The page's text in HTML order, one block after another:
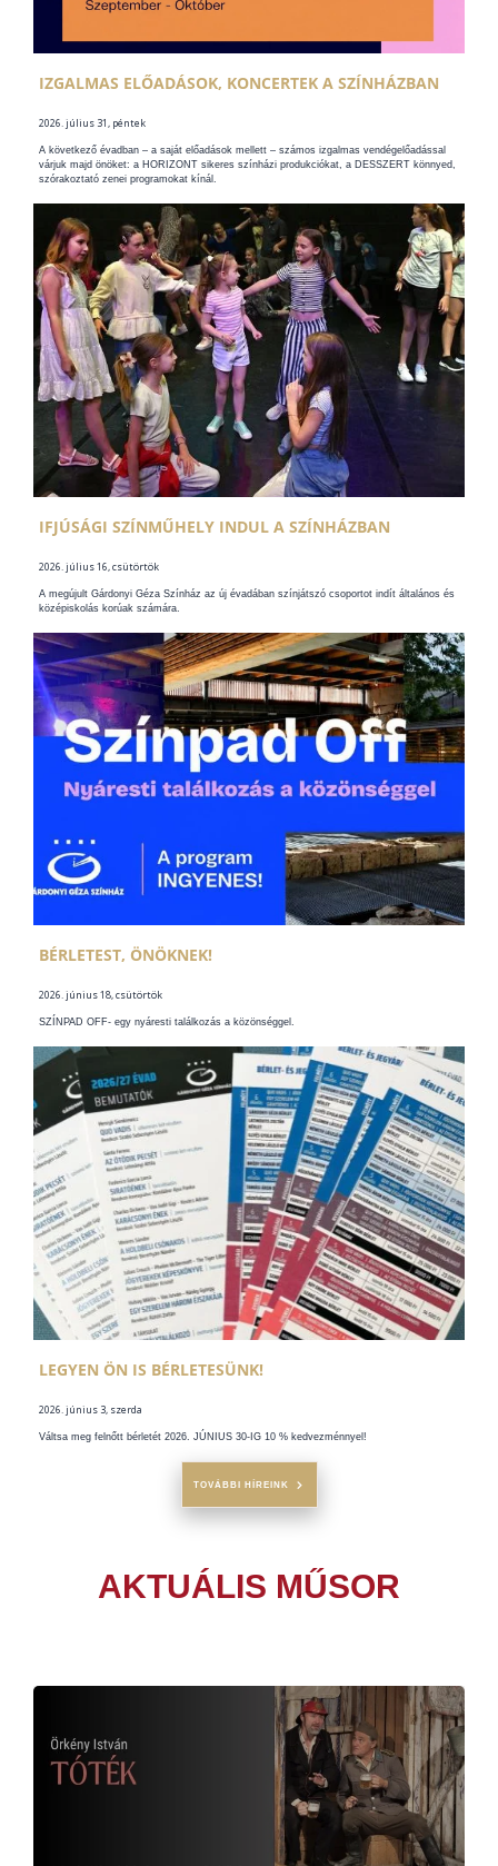
IZGALMAS ELŐADÁSOK, KONCERTEK A SZÍNHÁZBAN
2026. július 31, péntek
A következő évadban – a saját előadások mellett – számos izgalmas vendégelőadással
várjuk majd önöket: a HORIZONT sikeres színházi produkciókat, a DESSZERT könnyed,
szórakoztató zenei programokat kínál.
IFJÚSÁGI SZÍNMŰHELY INDUL A SZÍNHÁZBAN
2026. július 16, csütörtök
A megújult Gárdonyi Géza Színház az új évadában színjátszó csoportot indít általános és
középiskolás korúak számára.
BÉRLETEST, ÖNÖKNEK!
2026. június 18, csütörtök
SZÍNPAD OFF- egy nyáresti találkozás a közönséggel.
LEGYEN ÖN IS BÉRLETESÜNK!
2026. június 3, szerda
Váltsa meg felnőtt bérletét 2026. JÚNIUS 30-IG 10 % kedvezménnyel!
TOVÁBBI HÍREINK
AKTUÁLIS MŰSOR